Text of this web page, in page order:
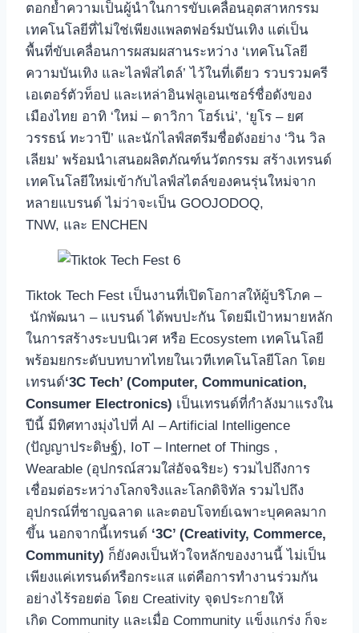
ตอกย้ำความเป็นผู้นำในการขับเคลื่อนอุตสาหกรรม
เทคโนโลยีที่ไม่ใช่เพียงแพลตฟอร์มบันเทิง แต่เป็น
พื้นที่ขับเคลื่อนการผสมผสานระหว่าง ‘เทคโนโลยี
ความบันเทิง และไลฟ์สไตล์’ ไว้ในที่เดียว รวบรวมครี
เอเตอร์ตัวท็อป และเหล่าอินฟลูเอนเซอร์ชื่อดังของ
เมืองไทย อาทิ ‘ใหม่ – ดาวิกา โฮร์เน่’, ‘ยูโร – ยศ
วรรธน์ ทะวาปี’ และนักไลฟ์สตรีมชื่อดังอย่าง ‘วิน วิล
เลียม’ พร้อมนำเสนอผลิตภัณฑ์นวัตกรรม สร้างเทรนด์
เทคโนโลยีใหม่เข้ากับไลฟ์สไตล์ของคนรุ่นใหม่จาก
หลายแบรนด์ ไม่ว่าจะเป็น GOOJODOQ,
TNW, และ ENCHEN
Tiktok Tech Fest เป็นงานที่เปิดโอกาสให้ผู้บริโภค –
นักพัฒนา – แบรนด์ ได้พบปะกัน โดยมีเป้าหมายหลัก
ในการสร้างระบบนิเวศ หรือ Ecosystem เทคโนโลยี
พร้อมยกระดับบทบาทไทยในเวทีเทคโนโลยีโลก โดย
เทรนด์‘3C Tech’ (Computer, Communication,
Consumer Electronics) เป็นเทรนด์ที่กำลังมาแรงใน
ปีนี้ มีทิศทางมุ่งไปที่ AI – Artificial Intelligence
(ปัญญาประดิษฐ์), IoT – Internet of Things ,
Wearable (อุปกรณ์สวมใส่อัจฉริยะ) รวมไปถึงการ
เชื่อมต่อระหว่างโลกจริงและโลกดิจิทัล รวมไปถึง
อุปกรณ์ที่ชาญฉลาด และตอบโจทย์เฉพาะบุคคลมาก
ขึ้น นอกจากนี้เทรนด์ ‘3C’ (Creativity, Commerce,
Community) ก็ยังคงเป็นหัวใจหลักของงานนี้ ไม่เป็น
เพียงแค่เทรนด์หรือกระแส แต่คือการทำงานร่วมกัน
อย่างไร้รอยต่อ โดย Creativity จุดประกายให้
เกิด Community และเมื่อ Community แข็งแกร่ง ก็จะ